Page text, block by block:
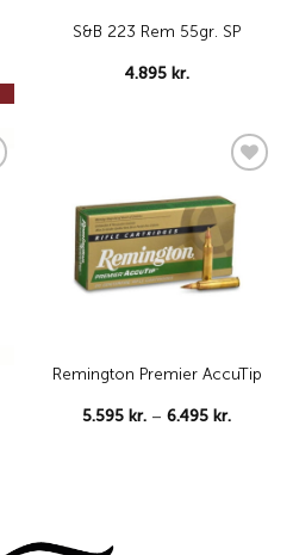
S&B 223 Rem 55gr. SP
4.895 kr.
wishlist
Remington Premier AccuTip
5.595 kr. – 6.495 kr.Price